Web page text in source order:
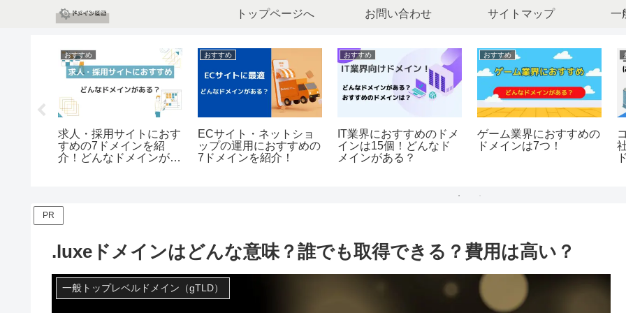
トップページへ お問い合わせ サイトマップ 一
おすすめ
求人・採用サイトにおす
すめの7ドメインを紹
介！どんなドメインがあ
おすすめ
ECサイト・ネットショ
ップの運用におすすめの
7ドメインを紹介！
おすすめ
IT業界におすすめのドメ
インは15個！どんなド
メインがある？
おすすめ
ゲーム業界におすすめの
ドメインは7つ！
PR
.luxeドメインはどんな意味？誰でも取得できる？費用は高い？
一般トップレベルドメイン（gTLD）